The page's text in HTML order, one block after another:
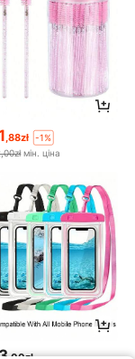
,88zł
-1%
мін. ціна